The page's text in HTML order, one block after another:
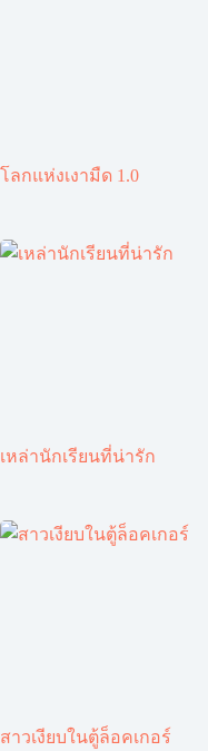
โลกแห่งเงามืด 1.0
เหล่านักเรียนที่น่ารัก
สาวเงียบในตู้ล็อคเกอร์